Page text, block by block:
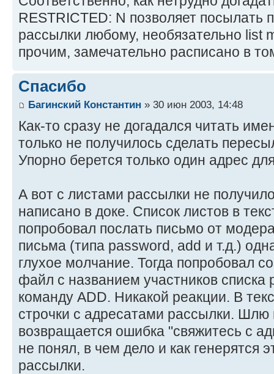
RESTRICTED: N позволяет посылать
рассылки любому, необязательно list
прочим, замечательно расписано в
Спасибо
Багинский Константин » 30 июн 2003, 14:48
Как-то сразу не догадался читать
только не получилось сделать
Упорно берется только один адрес
А вот с листами рассылки не
написано в доке. Список листов в
попробовал послать письмо от
письма (типа password, add и т.д.)
глухое молчание. Тогда попробовал
файл с названием участников списка
команду ADD. Никакой реакции. В
строчки с адресатами рассылки. Шлю
возвращается ошибка "свяжитесь с
не понял, в чем дело и как генерятся
рассылки.